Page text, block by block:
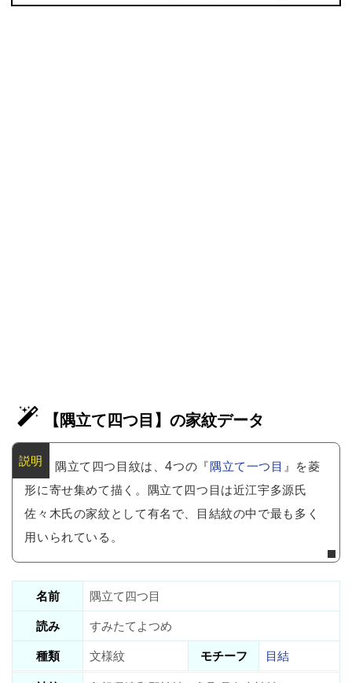
【隅立て四つ目】の家紋データ
隅立て四つ目紋は、4つの『隅立て一つ目 』を菱
形に寄せ集めて描く。隅立て四つ目は近江宇多源氏
佐々木氏の家紋として有名で、目結紋の中で最も多く
用いられている。
名前
隅立て四つ目
読み
すみたてよつめ
種類
文様紋 モチーフ
目結